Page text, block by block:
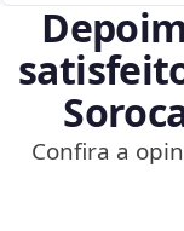
Confira a